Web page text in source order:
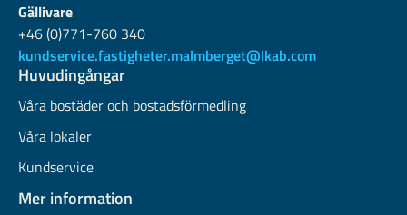
Gällivare
+46 (0)771-760 340
kundservice.fastigheter.malmberget@lkab.com
Huvudingångar
Våra bostäder och bostadsförmedling
Våra lokaler
Kundservice
Mer information